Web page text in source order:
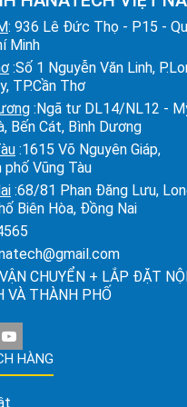
: 936 Lê Đức Thọ - P15 -
Minh
:Số 1 Nguyễn Văn Linh,
TP.Cần Thơ
:Ngã tư DL14/NL12 -
Bến Cát, Bình Dương
:1615 Võ Nguyên Giáp,
phố Vũng Tàu
:68/81 Phan Đăng Lưu,
Biên Hòa, Đồng Nai
CHUYỂN + LẮP ĐẶT
VÀ THÀNH PHỐ
HÀNG